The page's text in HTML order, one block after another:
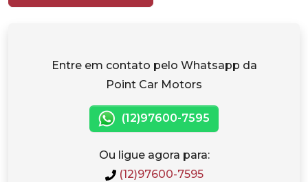
Entre em contato pelo Whatsapp da
Point Car Motors
(12)97600-7595
Ou ligue agora para:
(12)97600-7595